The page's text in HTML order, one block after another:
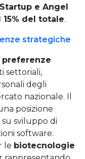
e Angel
del totale.
strategiche
preferenze
settoriali,
degli
nazionale. Il
posizione
sviluppo di
software.
le biotecnologie